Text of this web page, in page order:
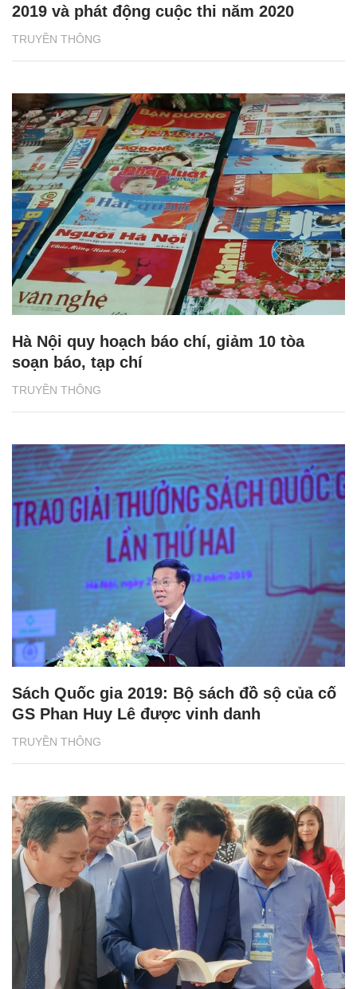
TRUYỀN THÔNG
2019 và phát động cuộc thi năm 2020
TRUYỀN THÔNG
Hà Nội quy hoạch báo chí, giảm 10 tòa
soạn báo, tạp chí
TRUYỀN THÔNG
Sách Quốc gia 2019: Bộ sách đồ sộ của cố
GS Phan Huy Lê được vinh danh